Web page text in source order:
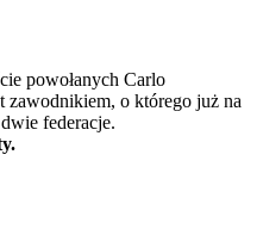
powołanych Carlo
zawodnikiem, o którego już na
federacje.